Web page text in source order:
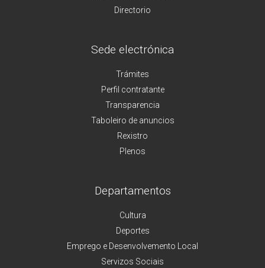
Directorio
Sede electrónica
Trámites
Perfil contratante
Transparencia
Taboleiro de anuncios
Rexistro
Plenos
Departamentos
Cultura
Deportes
Emprego e Desenvolvemento Local
Servizos Sociais